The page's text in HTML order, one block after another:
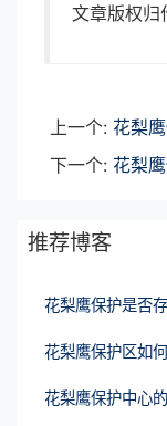
文章版权归
上一个: 花梨
下一个: 花梨
推荐博客
花梨鹰保护是否
花梨鹰保护区如
花梨鹰保护中心